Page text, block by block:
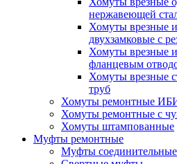
нержавеющей
Хомуты врезные
двухзамковые с
Хомуты врезные
фланцевым
Хомуты врезные
труб
Хомуты ремонтные
Хомуты ремонтные с
Хомуты штампованные
Муфты ремонтные
Муфты соединительные